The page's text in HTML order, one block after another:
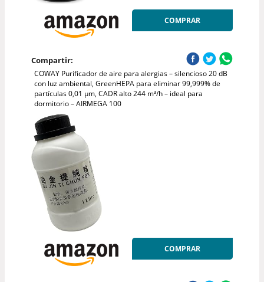
COMPRAR
Compartir:
COWAY Purificador de aire para alergias – silencioso 20 dB
con luz ambiental, GreenHEPA para eliminar 99,999% de
partículas 0,01 µm, CADR alto 244 m³/h – ideal para
dormitorio – AIRMEGA 100
COMPRAR